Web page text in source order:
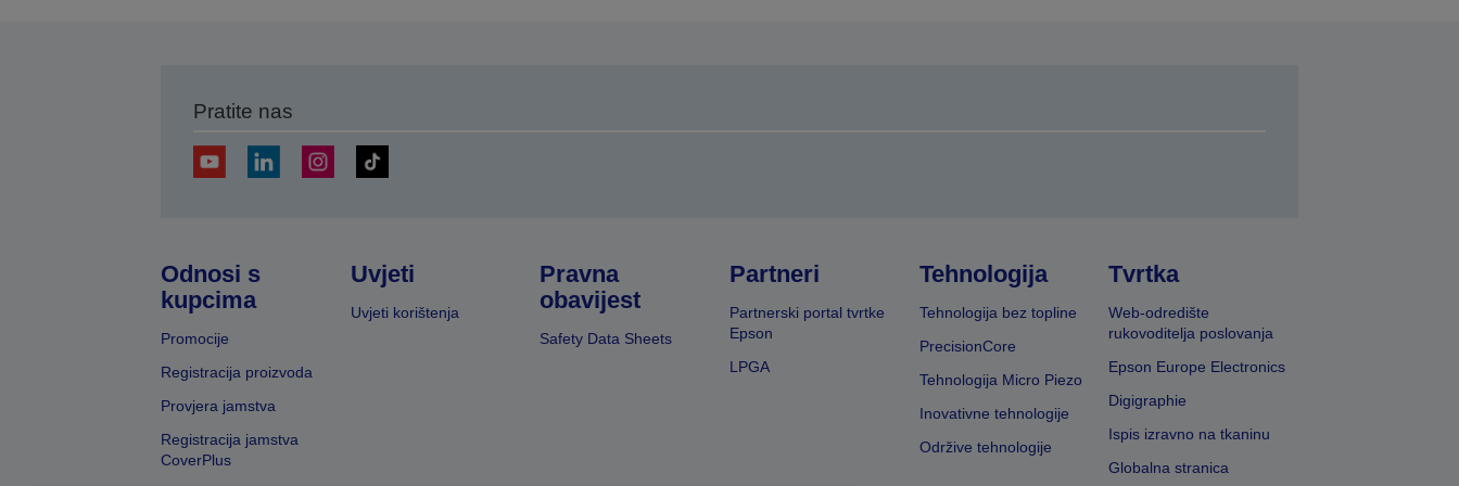
Pratite nas
Odnosi s
kupcima
Promocije
Registracija proizvoda
Provjera jamstva
Registracija jamstva
CoverPlus
Uvjeti
Uvjeti korištenja
Pravna
obavijest
Safety Data Sheets
Partneri
Partnerski portal tvrtke
Epson
LPGA
Tehnologija
Tehnologija bez topline
PrecisionCore
Tehnologija Micro Piezo
Inovativne tehnologije
Održive tehnologije
Tvrtka
Web-odredište
rukovoditelja poslovanja
Epson Europe Electronics
Digigraphie
Ispis izravno na tkaninu
Globalna stranica